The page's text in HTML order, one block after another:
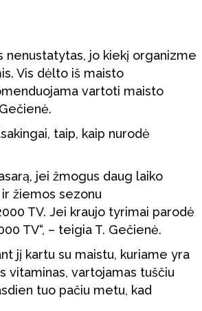
nenustatytas, jo kiekį organizme
Vis dėlto iš maisto
vartoti maisto
taip, kaip nurodė
jei žmogus daug laiko
žiemos sezonu
TV. Jei kraujo tyrimai parodė
TV“, – teigia T. Gečienė.
jį kartu su maistu, kuriame yra
vitaminas, vartojamas tuščiu
tuo pačiu metu, kad